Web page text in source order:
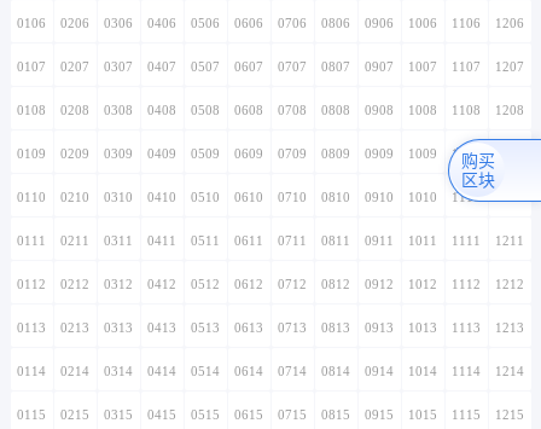
0106 0206 0306 0406 0506 0606 0706 0806 0906 1006 1106 1206
0107 0207 0307 0407 0507 0607 0707 0807 0907 1007 1107 1207
0108 0208 0308 0408 0508 0608 0708 0808 0908 1008 1108 1208
0109 0209 0309 0409 0509 0609 0709 0809 0909 1009 1109
0110 0210 0310 0410 0510 0610 0710 0810 0910 1010 1110
0111 0211 0311 0411 0511 0611 0711 0811 0911 1011 1111 1211
0112 0212 0312 0412 0512 0612 0712 0812 0912 1012 1112 1212
0113 0213 0313 0413 0513 0613 0713 0813 0913 1013 1113 1213
0114 0214 0314 0414 0514 0614 0714 0814 0914 1014 1114 1214
0115 0215 0315 0415 0515 0615 0715 0815 0915 1015 1115 1215
购买
区块